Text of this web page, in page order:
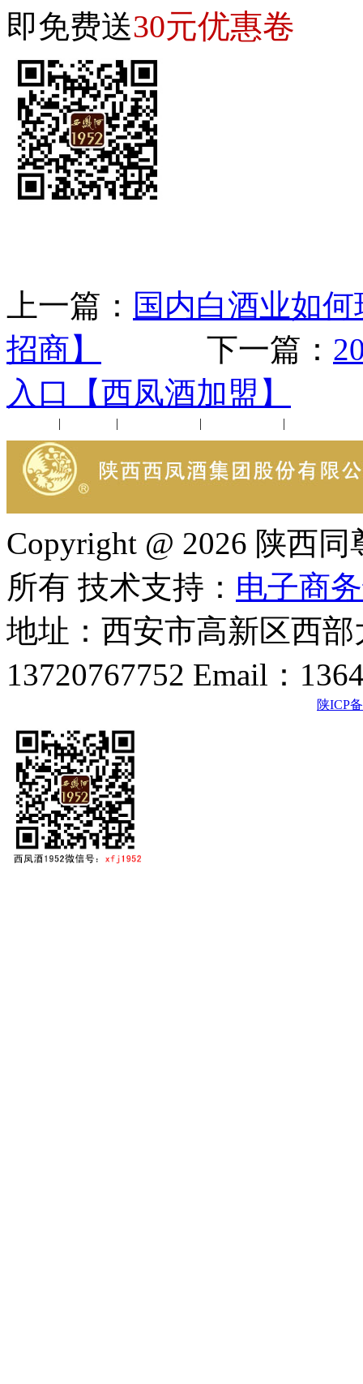
即免费送30元优惠卷
上一篇： 国内白酒业如
招商】
下一篇：
入口【西凤酒加盟】
| | | |
Copyright @ 2026 陕西
所有 技术支持： 电子商
地址：西安市高新区西
13720767752 Email：
陕ICP